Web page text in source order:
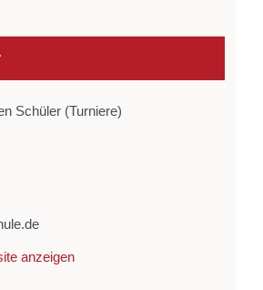
Schüler (Turniere)
anzeigen